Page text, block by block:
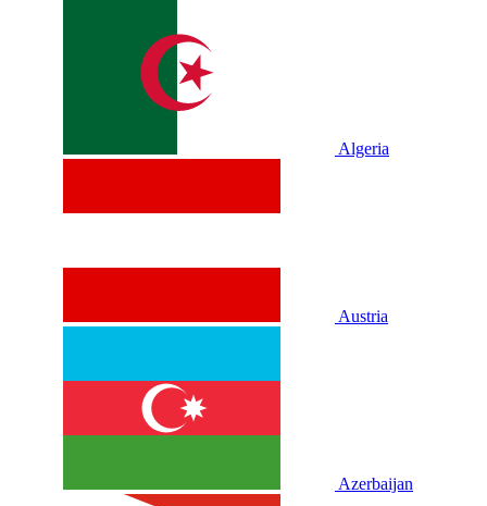
Algeria
Austria
Azerbaijan